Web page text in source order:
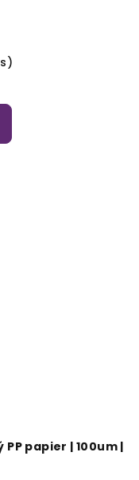
papier | 100um |